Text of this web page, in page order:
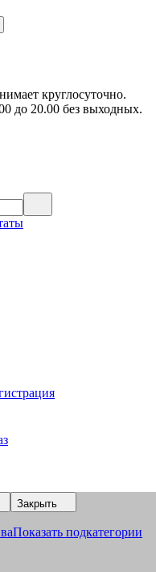
круглосуточно.
до 20.00 без выходных.
Закрыть
Показать подкатегории